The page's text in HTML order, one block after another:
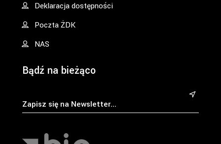
Deklaracja dostępności
Poczta ŻDK
NAS
Bądź na bieżąco
&